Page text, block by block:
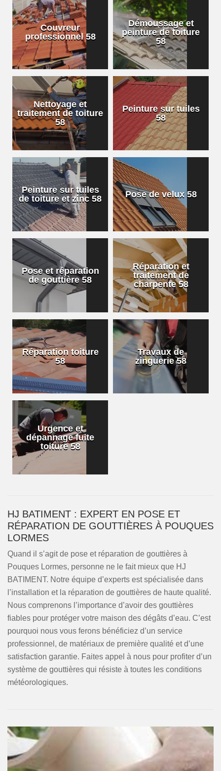
Couvreur
professionnel 58
Démoussage et
peinture de toiture
58
Nettoyage et
traitement de toiture
58
Peinture sur tuiles
58
Peinture sur tuiles
de toiture et zinc 58
Pose de velux 58
Pose et réparation
de gouttière 58
Réparation et
traitement de
charpente 58
Réparation toiture
58
Travaux de
zinguerie 58
Urgence et
dépannage fuite
toiture 58
HJ BATIMENT : EXPERT EN POSE ET
RÉPARATION DE GOUTTIÈRES À POUQUES
LORMES
Quand il s’agit de pose et réparation de gouttières à
Pouques Lormes, personne ne le fait mieux que HJ
BATIMENT. Notre équipe d’experts est spécialisée dans
l’installation et la réparation de gouttières de haute qualité.
Nous comprenons l’importance d’avoir des gouttières
fiables pour protéger votre maison des dégâts d’eau. C’est
pourquoi nous vous ferons bénéficiez d’un service
professionnel, de matériaux de première qualité et d’une
satisfaction garantie. Faites appel à nous pour profiter d’un
système de gouttières qui résiste à toutes les conditions
météorologiques.